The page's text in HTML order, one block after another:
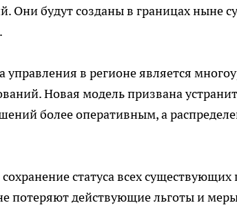
Они будут созданы в границах ныне
управления в регионе является
Новая модель призвана
более оперативным, а
статуса всех
потеряют действующие льготы и